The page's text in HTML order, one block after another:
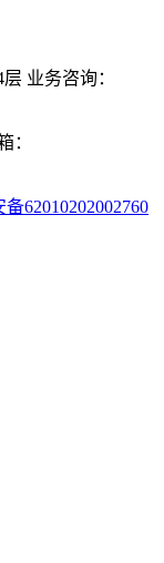
业务咨询：
：
62010202002760